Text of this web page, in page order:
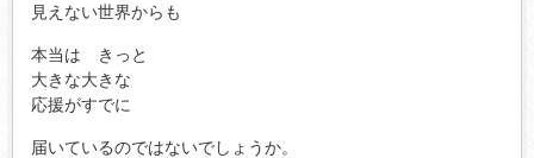
見えない世界からも
本当は きっと
大きな大きな
応援がすでに
届いているのではないでしょうか。